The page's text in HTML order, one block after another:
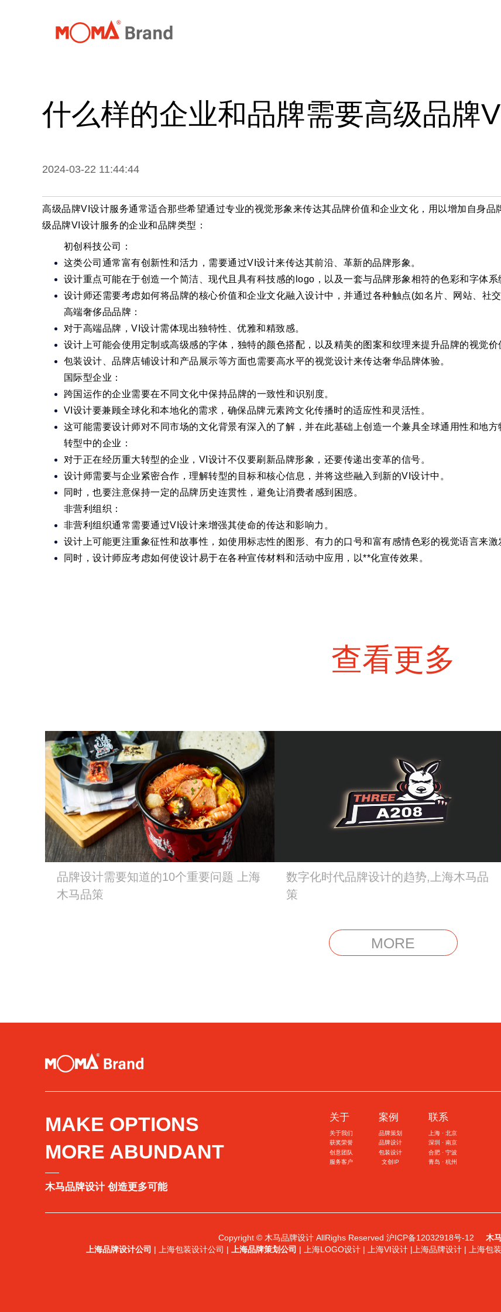
首页
什么样的企业和品牌需要高级品牌
2024-03-22 11:44:44
高级品牌VI设计服务通常适合那些希望通过专业的视觉形象来传达其品牌价值和企业文化，用以增加自身
级品牌VI设计服务的企业和品牌类型：
初创科技公司：
这类公司通常富有创新性和活力，需要通过VI设计来传达其前沿、革新的品牌形象。
设计重点可能在于创造一个简洁、现代且具有科技感的logo，以及一套与品牌形象相符的色彩和字体系
设计师还需要考虑如何将品牌的核心价值和企业文化融入设计中，并通过各种触点(如名片、网站、社
高端奢侈品品牌：
对于高端品牌，VI设计需体现出独特性、优雅和精致感。
设计上可能会使用定制或高级感的字体，独特的颜色搭配，以及精美的图案和纹理来提升品牌的视觉价
包装设计、品牌店铺设计和产品展示等方面也需要高水平的视觉设计来传达奢华品牌体验。
国际型企业：
跨国运作的企业需要在不同文化中保持品牌的一致性和识别度。
VI设计要兼顾全球化和本地化的需求，确保品牌元素跨文化传播时的适应性和灵活性。
这可能需要设计师对不同市场的文化背景有深入的了解，并在此基础上创造一个兼具全球通用性和地方
转型中的企业：
对于正在经历重大转型的企业，VI设计不仅要刷新品牌形象，还要传递出变革的信号。
设计师需要与企业紧密合作，理解转型的目标和核心信息，并将这些融入到新的VI设计中。
同时，也要注意保持一定的品牌历史连贯性，避免让消费者感到困惑。
非营利组织：
非营利组织通常需要通过VI设计来增强其使命的传达和影响力。
设计上可能更注重象征性和故事性，如使用标志性的图形、有力的口号和富有感情色彩的视觉语言来激
同时，设计师应考虑如何使设计易于在各种宣传材料和活动中应用，以**化宣传效果。
查看更多
品牌设计需要知道的10个重要问题 上海
木马品策
数字化时代品牌设计的趋势,上海木马品
策
MORE
MAKE OPTIONS
MORE ABUNDANT
木马品牌设计 创造更多可能
关于
关于我们
获奖荣誉
创意团队
服务客户
案例
品牌策划
品牌设计
包装设计
文创IP
联系
上海 · 北京
深圳 · 南京
合肥 · 宁波
青岛 · 杭州
Copyright © 木马品牌设计 AllRighs Reserved 沪ICP备12032918号-12 木
上海品牌设计公司 | 上海包装设计公司 | 上海品牌策划公司 | 上海LOGO设计 | 上海VI设计 |上海品牌设计 | 上海包